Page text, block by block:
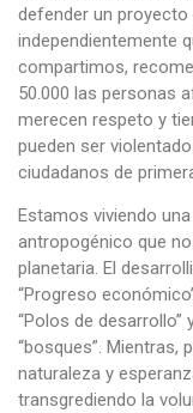
defender un
independientemente
compartimos,
50.000 las personas
merecen respeto y
pueden ser
ciudadanos de
Estamos viviendo
antropogénico que
planetaria. El
“Progreso
“Polos de
“bosques”. Mientras,
naturaleza y
transgrediendo la